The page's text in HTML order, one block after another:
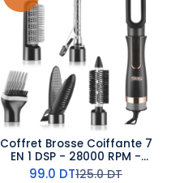
Coffret Brosse Coiffante 7
EN 1 DSP - 28000 RPM -
800 W
99.0 DT125.0DT